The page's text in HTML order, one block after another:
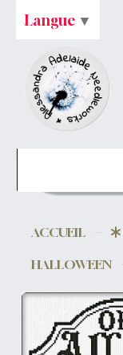
ACCUEIL
HALLOWEEN
Langue ▼